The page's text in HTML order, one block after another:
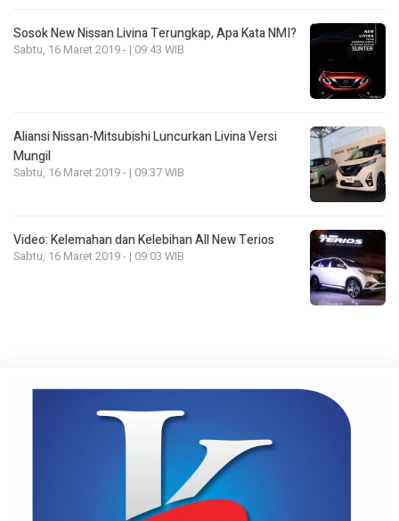
Sosok New Nissan Livina Terungkap, Apa Kata NMI?
Sabtu, 16 Maret 2019 - | 09:43 WIB
Aliansi Nissan-Mitsubishi Luncurkan Livina Versi
Mungil
Sabtu, 16 Maret 2019 - | 09:37 WIB
Video: Kelemahan dan Kelebihan All New Terios
Sabtu, 16 Maret 2019 - | 09:03 WIB